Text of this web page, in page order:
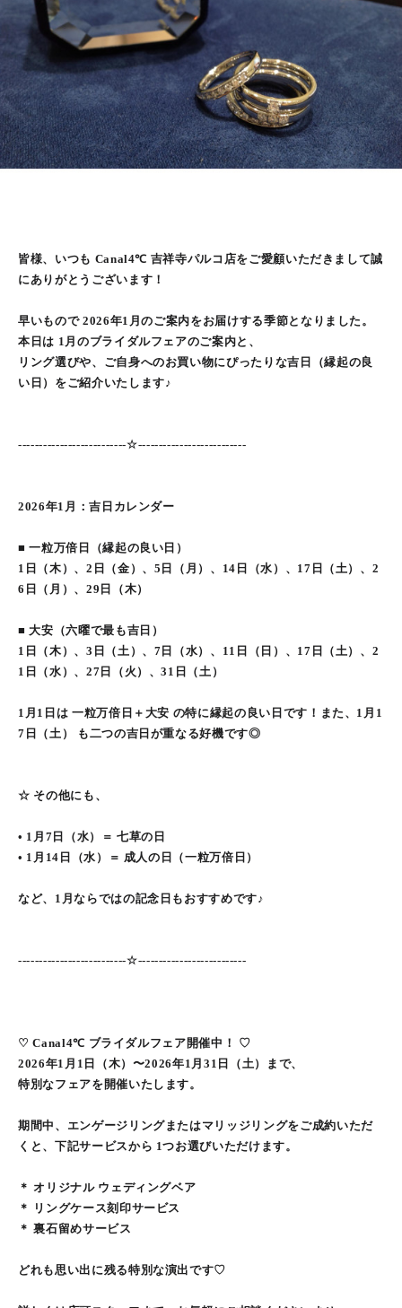
皆様、いつも Canal4℃ 吉祥寺パルコ店をご愛顧いただきまして誠
にありがとうございます！
早いもので 2026年1月のご案内をお届けする季節となりました。
本日は 1月のブライダルフェアのご案内と、
リング選びや、ご自身へのお買い物にぴったりな吉日（縁起の良
い日）をご紹介いたします♪
--------------------------☆--------------------------
2026年1月：吉日カレンダー
■ 一粒万倍日（縁起の良い日）
1日（木）、2日（金）、5日（月）、14日（水）、17日（土）、2
6日（月）、29日（木）
■ 大安（六曜で最も吉日）
1日（木）、3日（土）、7日（水）、11日（日）、17日（土）、2
1日（水）、27日（火）、31日（土）
1月1日は 一粒万倍日＋大安 の特に縁起の良い日です！また、1月1
7日（土） も二つの吉日が重なる好機です◎
☆ その他にも、
• 1月7日（水）＝ 七草の日
• 1月14日（水）＝ 成人の日（一粒万倍日）
など、1月ならではの記念日もおすすめです♪
--------------------------☆--------------------------
♡ Canal4℃ ブライダルフェア開催中！ ♡
2026年1月1日（木）〜2026年1月31日（土）まで、
特別なフェアを開催いたします。
期間中、エンゲージリングまたはマリッジリングをご成約いただ
くと、下記サービスから 1つお選びいただけます。
＊ オリジナル ウェディングベア
＊ リングケース刻印サービス
＊ 裏石留めサービス
どれも思い出に残る特別な演出です♡